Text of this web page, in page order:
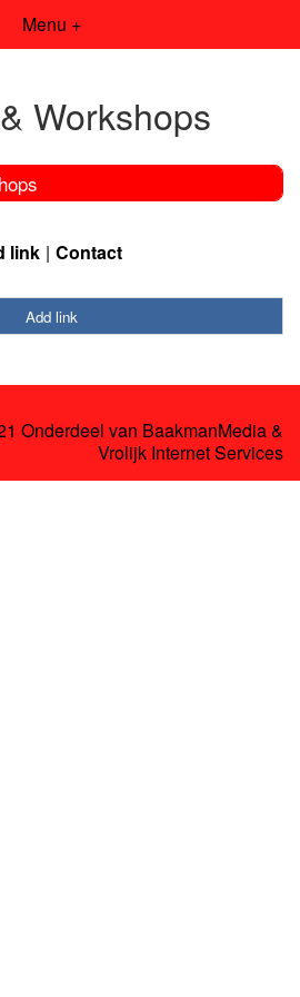
Menu +
Workshops
link Contact
Add link
Onderdeel van BaakmanMedia&
Vrolijk Internet Services